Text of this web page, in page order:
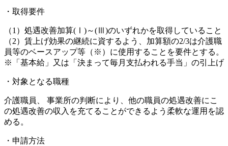
・取得要件
（1）処遇改善加算(Ⅰ)～(Ⅲ)のいずれかを取得していること
（2）賃上げ効果の継続に資するよう、加算額の2/3は介護職
員等のベースアップ等（※）に使用することを要件とする。
※「基本給」又は「決まって毎月支払われる手当」の引上げ
・対象となる職種
介護職員、 事業所の判断により、他の職員の処遇改善にこ
の処遇改善の収入を充てることができるよう柔軟な運用を認
める。
・申請方法